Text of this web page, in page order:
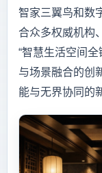
智家三翼鸟和数
合众多权威机构
“智慧生活空间
与场景融合的创
能与无界协同的